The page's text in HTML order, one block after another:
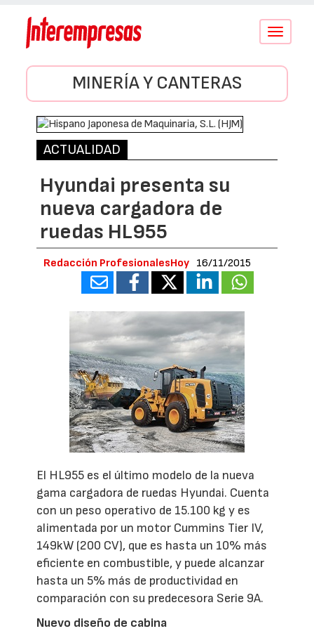
Conmutar
MINERÍA Y CANTERAS
ACTUALIDAD
Hyundai presenta su
nueva cargadora de
ruedas HL955
Redacción ProfesionalesHoy 16/11/2015
El HL955 es el último modelo de la nueva
gama cargadora de ruedas Hyundai. Cuenta
con un peso operativo de 15.100 kg y es
alimentada por un motor Cummins Tier IV,
149kW (200 CV), que es hasta un 10% más
eficiente en combustible, y puede alcanzar
hasta un 5% más de productividad en
comparación con su predecesora Serie 9A.
Nuevo diseño de cabina